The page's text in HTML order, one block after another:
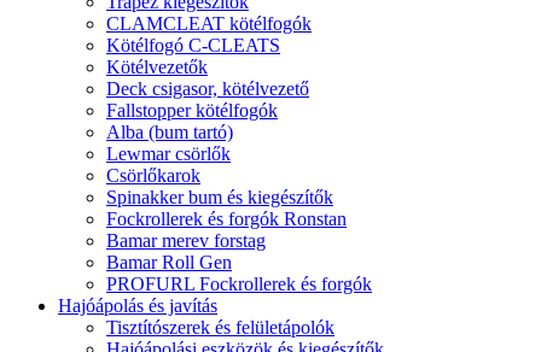
CLAMCLEAT kötélfogók
Kötélfogó C-CLEATS
Kötélvezetők
Deck csigasor, kötélvezető
Fallstopper kötélfogók
Alba (bum tartó)
Lewmar csörlők
Csörlőkarok
Spinakker bum és kiegészítők
Fockrollerek és forgók Ronstan
Bamar merev forstag
Bamar Roll Gen
PROFURL Fockrollerek és forgók
Hajóápolás és javítás
Tisztítószerek és felületápolók